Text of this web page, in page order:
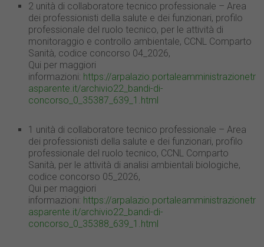
2 unità di collaboratore tecnico professionale – Area
dei professionisti della salute e dei funzionari, profilo
professionale del ruolo tecnico, per le attività di
monitoraggio e controllo ambientale, CCNL Comparto
Sanità, codice concorso 04_2026,
Qui per maggiori
informazioni: https://arpalazio.portaleamministrazionetr
asparente.it/archivio22_bandi-di-
concorso_0_35387_639_1.html
1 unità di collaboratore tecnico professionale – Area
dei professionisti della salute e dei funzionari, profilo
professionale del ruolo tecnico, CCNL Comparto
Sanità, per le attività di analisi ambientali biologiche,
codice concorso 05_2026,
Qui per maggiori
informazioni: https://arpalazio.portaleamministrazionetr
asparente.it/archivio22_bandi-di-
concorso_0_35388_639_1.html